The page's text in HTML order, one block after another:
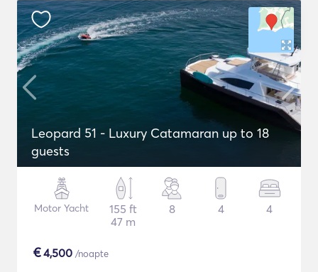
Leopard 51 - Luxury Catamaran up to 18
guests
Motor Yacht
155 ft
47 m
8 4 4
€4,500 /noapte